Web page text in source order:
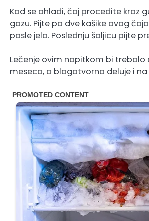
Kad se ohladi, čaj procedite kroz
gazu. Pijte po dve kašike ovog
posle jela. Poslednju šoljicu pijte
Lečenje ovim napitkom bi trebalo
meseca, a blagotvorno deluje i